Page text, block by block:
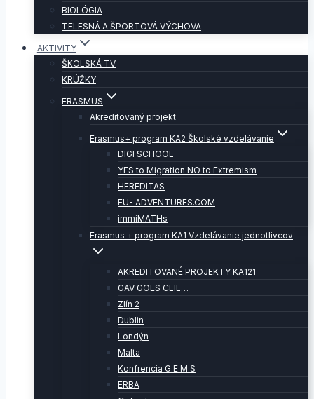
BIOLÓGIA
TELESNÁ A ŠPORTOVÁ VÝCHOVA
AKTIVITY
ŠKOLSKÁ TV
KRÚŽKY
ERASMUS
Akreditovaný projekt
Erasmus+ program KA2 Školské vzdelávanie
DIGI SCHOOL
YES to Migration NO to Extremism
HEREDITAS
EU- ADVENTURES.COM
immiMATHs
Erasmus + program KA1 Vzdelávanie jednotlivcov
AKREDITOVANÉ PROJEKTY KA121
GAV GOES CLIL…
Zlín 2
Dublin
Londýn
Malta
Konfrencia G.E.M.S
ERBA